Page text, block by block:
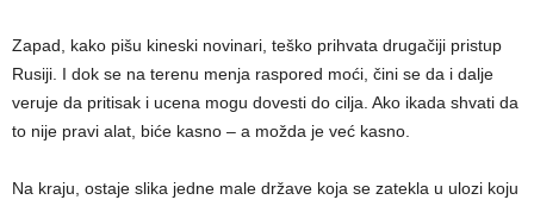
Zapad, kako pišu kineski novinari, teško prihvata drugačiji pristup
Rusiji. I dok se na terenu menja raspored moći, čini se da i dalje
veruje da pritisak i ucena mogu dovesti do cilja. Ako ikada shvati da
to nije pravi alat, biće kasno – a možda je već kasno.
Na kraju, ostaje slika jedne male države koja se zatekla u ulozi koju